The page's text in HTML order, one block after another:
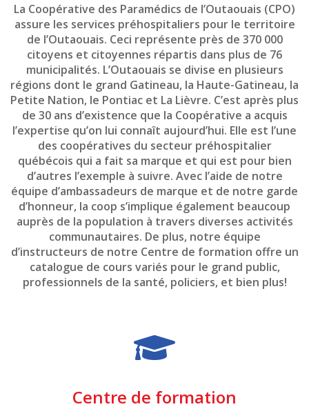
La Coopérative des Paramédics de l’Outaouais (CPO)
assure les services préhospitaliers pour le territoire
de l’Outaouais. Ceci représente près de 370 000
citoyens et citoyennes répartis dans plus de 76
municipalités. L’Outaouais se divise en plusieurs
régions dont le grand Gatineau, la Haute-Gatineau, la
Petite Nation, le Pontiac et La Lièvre. C’est après plus
de 30 ans d’existence que la Coopérative a acquis
l’expertise qu’on lui connaît aujourd’hui. Elle est l’une
des coopératives du secteur préhospitalier
québécois qui a fait sa marque et qui est pour bien
d’autres l’exemple à suivre. Avec l’aide de notre
équipe d’ambassadeurs de marque et de notre garde
d’honneur, la coop s’implique également beaucoup
auprès de la population à travers diverses activités
communautaires. De plus, notre équipe
d’instructeurs de notre Centre de formation offre un
catalogue de cours variés pour le grand public,
professionnels de la santé, policiers, et bien plus!
Centre de formation